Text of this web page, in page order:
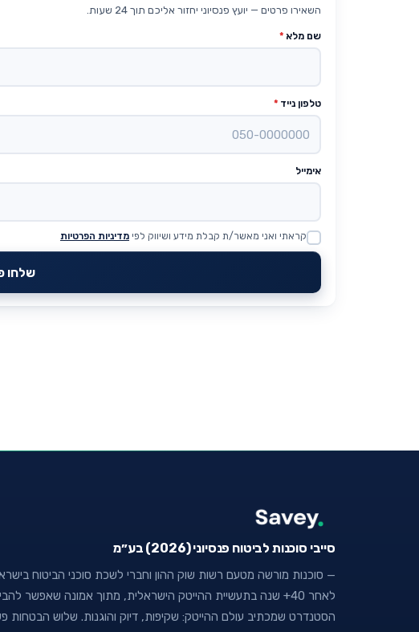
השאירו פרטים — יועץ פנסיוני יחזור אליכם תוך 24 שעות.
שם מלא *
טלפון נייד *
אימייל
Website
קראתי ואני מאשר/ת קבלת מידע ושיווק לפי מדיניות הפרטיות
שלחו
סייבי סוכנות לביטוח פנסיוני (2026) בע״מ
— סוכנות מורשה מטעם רשות שוק ההון וחברי לשכת סוכני הביטוח
לאחר 40+ שנה בתעשיית ההייטק הישראלית, מתוך אמונה שאפשר
הסטנדרט שמכתיב עולם ההייטק: שקיפות, דיוק והוגנות. שלוש הבטחות